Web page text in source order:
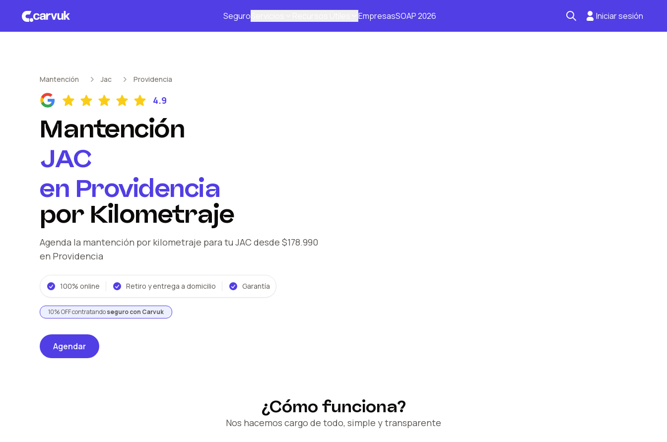
Seguro EmpresasSOAP 2026 Iniciar sesión
Mantención Jac Providencia
4.9
Mantención
JAC
en Providencia
por Kilometraje
Agenda la mantención por kilometraje para tu JAC desde $178.990
en Providencia
100% online Retiro y entrega a domicilio Garantía
10% OFF contratandoseguro con Carvuk
Agendar
¿Cómo funciona?
Nos hacemos cargo de todo, simple y transparente